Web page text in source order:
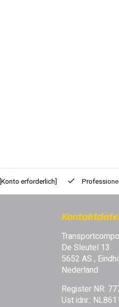
[Konto erforderlich]
De Sleutel 13
5652 AS ,
Nederland
Register NR:
Ust idnr.: